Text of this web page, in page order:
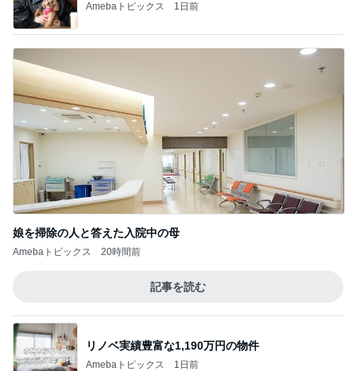
Amebaトピックス 1日前
娘を掃除の人と答えた入院中の母
Amebaトピックス 20時間前
記事を読む
リノベ実績豊富な1,190万円の物件
Amebaトピックス 1日前